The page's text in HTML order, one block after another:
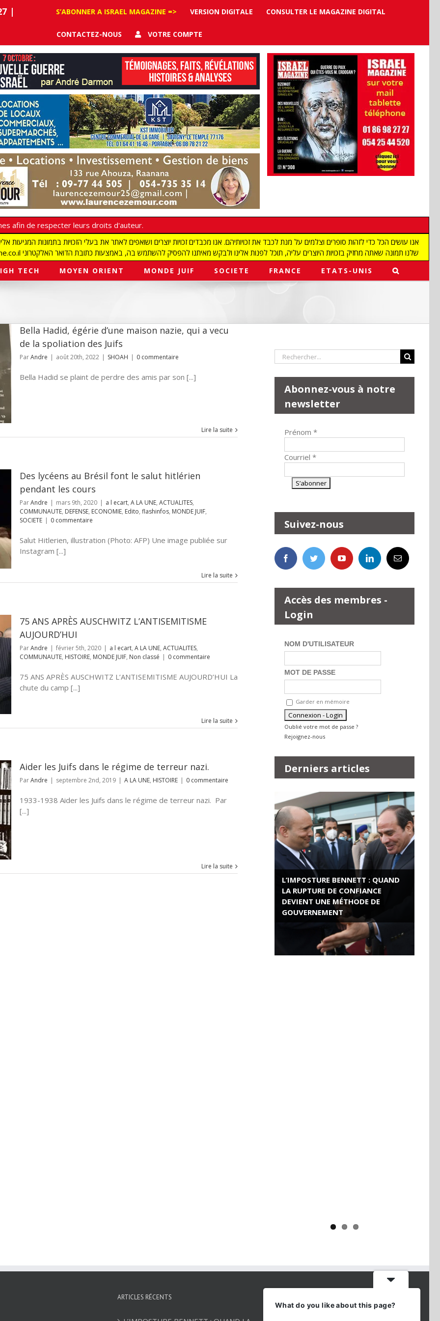
|
S’ABONNER A ISRAEL MAGAZINE => VERSION DIGITALE CONSULTER LE MAGAZINE DIGITAL
CONTACTEZ-NOUS VOTRE COMPTE
afin de respecter leurs droits d'auteur.
redaction@israelmagazine.co.il שלנו תמונה שאתה מחזיק בזכויות היוצרים עליה, תוכל לפנות אלינו ולבקש מאיתנו להפסיק להשתמש בה, באמצעות כתובת הדואר האלקטרוני
TECH MOYEN ORIENT MONDE JUIF SOCIETE FRANCE ETATS-UNIS
Bella Hadid, égérie d’une maison nazie, qui a vecu
de la spoliation des Juifs
ParAndre | août 20th, 2022 | SHOAH | 0 commentaire
Bella Hadid se plaint de perdre des amis par son [...]
Lire la suite
Des lycéens au Brésil font le salut hitlérien
pendant les cours
ParAndre | mars 9th, 2020 | a l ecart, A LA UNE, ACTUALITES,
COMMUNAUTE, DEFENSE, ECONOMIE, Edito, flashinfos, MONDE JUIF,
SOCIETE | 0 commentaire
Salut Hitlerien, illustration (Photo: AFP) Une image publiée sur
Instagram [...]
Lire la suite
75 ANS APRÈS AUSCHWITZ L’ANTISEMITISME
AUJOURD’HUI
ParAndre | février 5th, 2020 | a l ecart, A LA UNE, ACTUALITES,
COMMUNAUTE, HISTOIRE, MONDE JUIF, Non classé | 0 commentaire
75 ANS APRÈS AUSCHWITZ L’ANTISEMITISME AUJOURD’HUI La
chute du camp [...]
Lire la suite
Aider les Juifs dans le régime de terreur nazi.
ParAndre | septembre 2nd, 2019 | A LA UNE, HISTOIRE | 0 commentaire
1933-1938 Aider les Juifs dans le régime de terreur nazi. Par
[...]
Lire la suite
Rechercher:
Abonnez-vous à notre
newsletter
Prénom *
Courriel *
Suivez-nous
Accès des membres -
Login
NOM D'UTILISATEUR
MOT DE PASSE
Garder en mémoire
Oublié votre mot de passe ?
Rejoignez-nous
Derniers articles
L’IMPOSTURE BENNETT : QUAND
LA RUPTURE DE CONFIANCE
DEVIENT UNE MÉTHODE DE
GOUVERNEMENT
ROSE VALLAND, HEROÏNE DE LA
RESISTANCE FRANÇAISE
ARTICLES RÉCENTS
What do you like about this page?